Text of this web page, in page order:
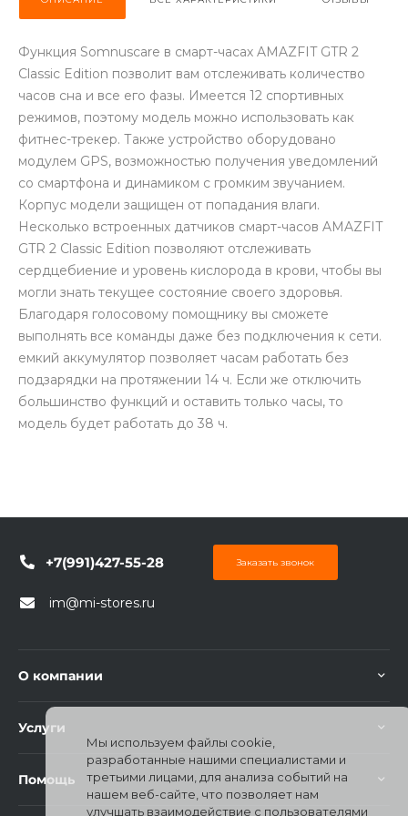
раз в 2 недели
Функция Somnuscare в смарт-часах AMAZFIT GTR 2
Classic Edition позволит вам отслеживать количество
часов сна и все его фазы. Имеется 12 спортивных
режимов, поэтому модель можно использовать как
фитнес-трекер. Также устройство оборудовано
модулем GPS, возможностью получения уведомлений
со смартфона и динамиком с громким звучанием.
Корпус модели защищен от попадания влаги.
Несколько встроенных датчиков смарт-часов AMAZFIT
GTR 2 Classic Edition позволяют отслеживать
сердцебиение и уровень кислорода в крови, чтобы вы
могли знать текущее состояние своего здоровья.
Благодаря голосовому помощнику вы сможете
выполнять все команды даже без подключения к сети.
емкий аккумулятор позволяет часам работать без
подзарядки на протяжении 14 ч. Если же отключить
большинство функций и оставить только часы, то
модель будет работать до 38 ч.
+7(991)427-55-28 Заказать звонок
im@mi-stores.ru
О компании
Услуги
Помощь
Мы используем файлы cookie,
разработанные нашими специалистами и
третьими лицами, для анализа событий на
нашем веб-сайте, что позволяет нам
улучшать взаимодействие с пользователями